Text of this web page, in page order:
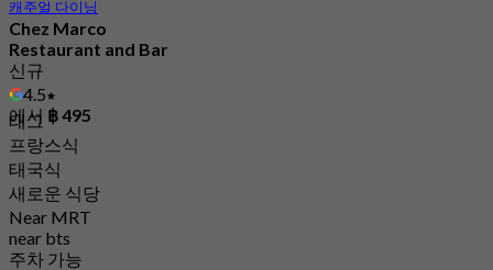
캐주얼 다이닝
Chez Marco
Restaurant and Bar
신규
4.5
에서 ฿ 495
태그
프랑스식
태국식
새로운 식당
Near MRT
near bts
주차 가능